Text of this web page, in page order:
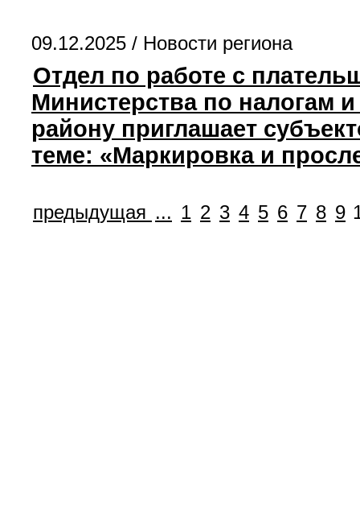
09.12.2025 / Новости региона
Отдел по работе с
Министерства по налогам
району приглашает
теме: «Маркировка и
предыдущая ... 1 2 3 4 5 6 7 8 9